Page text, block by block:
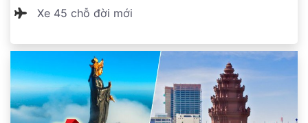
Xe 45 chỗ đời mới